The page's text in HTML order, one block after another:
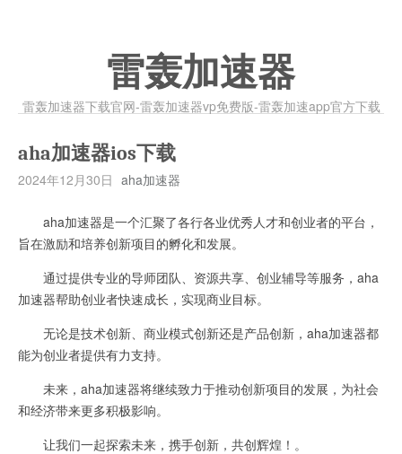
雷轰加速器
雷轰加速器下载官网-雷轰加速器vp免费版-雷轰加速app官方下载
aha加速器ios下载
2024年12月30日 aha加速器
aha加速器是一个汇聚了各行各业优秀人才和创业者的平台，
旨在激励和培养创新项目的孵化和发展。
通过提供专业的导师团队、资源共享、创业辅导等服务，aha
加速器帮助创业者快速成长，实现商业目标。
无论是技术创新、商业模式创新还是产品创新，aha加速器都
能为创业者提供有力支持。
未来，aha加速器将继续致力于推动创新项目的发展，为社会
和经济带来更多积极影响。
让我们一起探索未来，携手创新，共创辉煌！。